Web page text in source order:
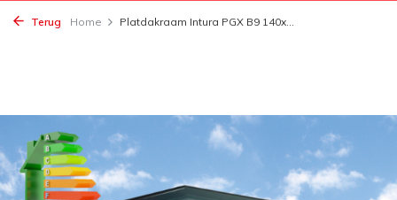
Terug Home Platdakraam Intura PGX B9 140x...